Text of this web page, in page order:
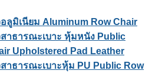
อลูมิเนียม Aluminum Row Chair
สาธารณะเบาะ หุ้มหนัง Public
Upholstered Pad Leather
สาธารณะเบาะหุ้ม PU Public Row